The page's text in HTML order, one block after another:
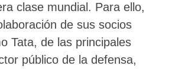
clase mundial. Para ello,
de sus socios
Tata, de las principales
público de la defensa,